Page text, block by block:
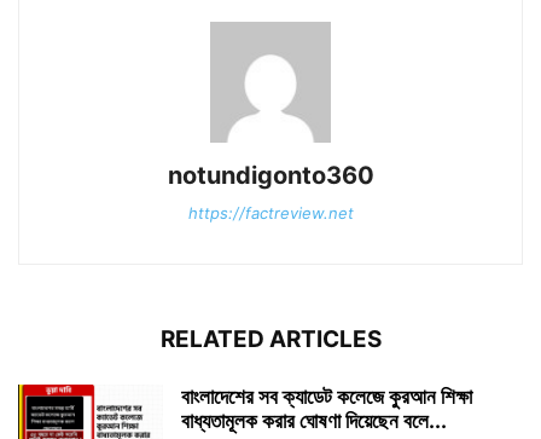
notundigonto360
https://factreview.net
RELATED ARTICLES
বাংলাদেশের সব ক্যাডেট কলেজে কুরআন শিক্ষা
বাধ্যতামূলক করার ঘোষণা দিয়েছেন বলে...